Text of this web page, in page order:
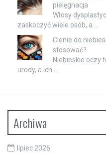
pielęgnacja
Włosy
zaskoczyć wiele osób, a …
Cienie do
stosować?
Niebieskie oczy
urody, a ich …
Archiwa
lipiec 2026